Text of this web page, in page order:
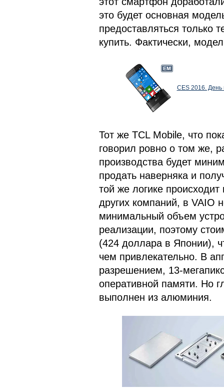
это будет основная
предоставляться только
купить. Фактически,
CES 2016. День
Тот же TCL Mobile, что
говорил ровно о том же,
производства будет
продать наверняка и
той же логике
других компаний, в VAIO
минимальный объем
реализации, поэтому
(424 доллара в Японии),
чем привлекательно. В
разрешением, 13-
оперативной памяти. Но
выполнен из алюминия.